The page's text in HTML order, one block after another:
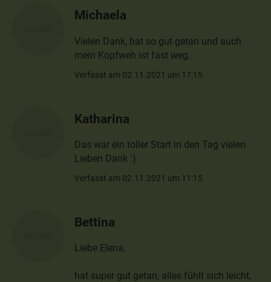
Michaela
Vielen Dank, hat so gut getan und auch
mein Kopfweh ist fast weg.
Verfasst am 02.11.2021 um 17:15
Katharina
Das war ein toller Start in den Tag vielen
Lieben Dank :)
Verfasst am 02.11.2021 um 11:15
Bettina
Liebe Elena,
hat super gut getan, alles fühlt sich leicht,